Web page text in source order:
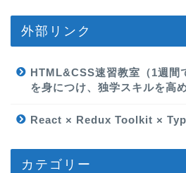
外部リンク
HTML&CSS速習教室（1週間
を身につけ、独学スキルを高め
React × Redux Toolkit ×
カテゴリー